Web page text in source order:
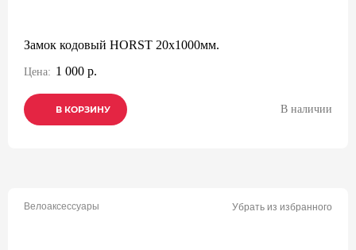
Замок кодовый HORST 20x1000мм.
Цена: 1 000 р.
В КОРЗИНУ
В КОРЗИНУ
В КОРЗИНУ В наличии
Велоаксессуары Убрать из избранного